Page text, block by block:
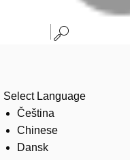
Select Language
Čeština
Chinese
Dansk